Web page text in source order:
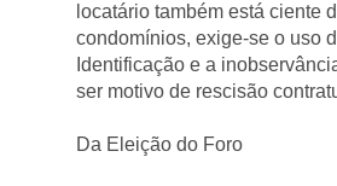
locatário também está ciente
condomínios, exige-se o uso
Identificação e a
ser motivo de rescisão
Da Eleição do Foro